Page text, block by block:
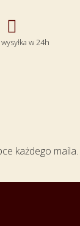

w 24h
każdego maila.